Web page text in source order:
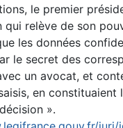
le premier
qui relève de son
les données
le secret des
un avocat, et
en constituaient
».